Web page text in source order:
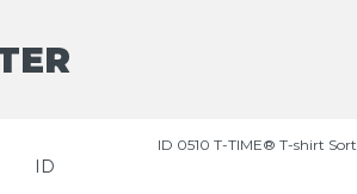
ID 0510 T-TIME® T-shirt Sort
ID